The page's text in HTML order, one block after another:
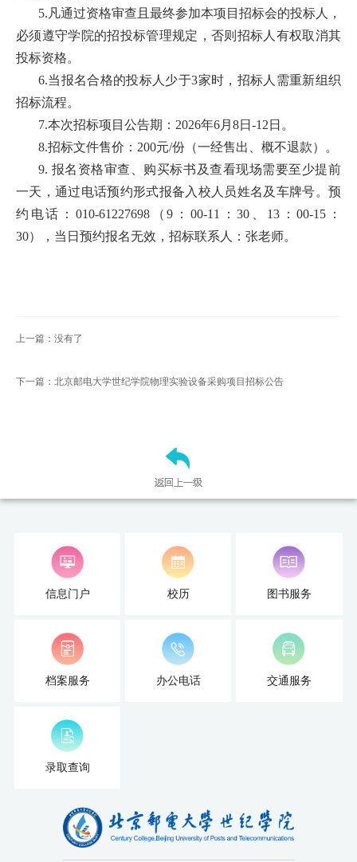
党
5.凡通过资格审查且最终参加本项目招标会的投标人，
必须遵守学院的招投标管理规定，否则招标人有权取消其
投标资格。
6.当报名合格的投标人少于3家时，招标人需重新组织
招标流程。
7.本次招标项目公告期：2026年6月8日-12日。
8.招标文件售价：200元/份（一经售出、概不退款）。
9. 报名资格审查、购买标书及查看现场需要至少提前
一天，通过电话预约形式报备入校人员姓名及车牌号。预
约电话：010-61227698（9：00-11：30、13：00-15：
30），当日预约报名无效，招标联系人：张老师。
上一篇：没有了
下一篇：北京邮电大学世纪学院物理实验设备采购项目招标公告
信息门户 校历 图书服务
档案服务 办公电话 交通服务
录取查询